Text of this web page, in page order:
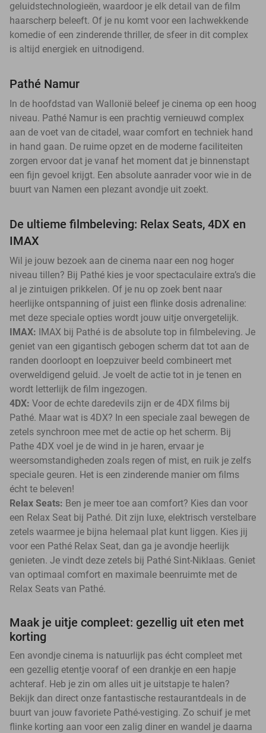
geluidstechnologieën, waardoor je elk detail van de film
haarscherp beleeft. Of je nu komt voor een lachwekkende
komedie of een zinderende thriller, de sfeer in dit complex
is altijd energiek en uitnodigend.
Pathé Namur
In de hoofdstad van Wallonië beleef je cinema op een hoog
niveau. Pathé Namur is een prachtig vernieuwd complex
aan de voet van de citadel, waar comfort en techniek hand
in hand gaan. De ruime opzet en de moderne faciliteiten
zorgen ervoor dat je vanaf het moment dat je binnenstapt
een fijn gevoel krijgt. Een absolute aanrader voor wie in de
buurt van Namen een plezant avondje uit zoekt.
De ultieme filmbeleving: Relax Seats, 4DX en
IMAX
Wil je jouw bezoek aan de cinema naar een nog hoger
niveau tillen? Bij Pathé kies je voor spectaculaire extra’s die
al je zintuigen prikkelen. Of je nu op zoek bent naar
heerlijke ontspanning of juist een flinke dosis adrenaline:
met deze speciale opties wordt jouw uitje onvergetelijk.
IMAX: IMAX bij Pathé is de absolute top in filmbeleving. Je
geniet van een gigantisch gebogen scherm dat tot aan de
randen doorloopt en loepzuiver beeld combineert met
overweldigend geluid. Je voelt de actie tot in je tenen en
wordt letterlijk de film ingezogen.
4DX: Voor de echte daredevils zijn er de 4DX films bij
Pathé. Maar wat is 4DX? In een speciale zaal bewegen de
zetels synchroon mee met de actie op het scherm. Bij
Pathe 4DX voel je de wind in je haren, ervaar je
weersomstandigheden zoals regen of mist, en ruik je zelfs
speciale geuren. Het is een zinderende manier om films
écht te beleven!
Relax Seats: Ben je meer toe aan comfort? Kies dan voor
een Relax Seat bij Pathé. Dit zijn luxe, elektrisch verstelbare
zetels waarmee je bijna helemaal plat kunt liggen. Kies jij
voor een Pathé Relax Seat, dan ga je avondje heerlijk
genieten. Je vindt deze zetels bij Pathé Sint-Niklaas. Geniet
van optimaal comfort en maximale beenruimte met de
Relax Seats van Pathé.
Maak je uitje compleet: gezellig uit eten met
korting
Een avondje cinema is natuurlijk pas écht compleet met
een gezellig etentje vooraf of een drankje en een hapje
achteraf. Heb je zin om alles uit je uitstapje te halen?
Bekijk dan direct onze fantastische restaurantdeals in de
buurt van jouw favoriete Pathé-vestiging. Zo schuif je met
flinke korting aan voor een zalig diner en wandel je daarna